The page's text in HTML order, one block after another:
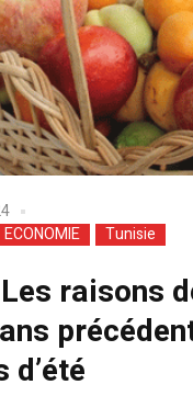
ECONOMIE Tunisie
raisons